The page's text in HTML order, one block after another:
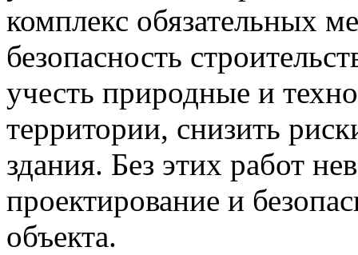
комплекс обязательных
безопасность
учесть природные и
территории, снизить
здания. Без этих работ
проектирование и
объекта.